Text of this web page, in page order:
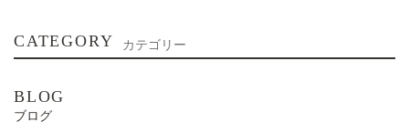
CATEGORY カテゴリー
BLOG
ブログ